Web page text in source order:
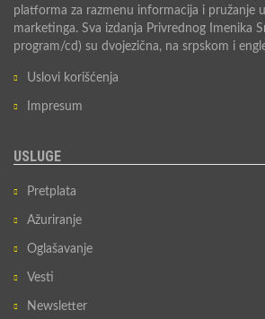
platforma za razmenu informacija i pružanje
marketinga. Sva izdanja Privrednog Imenika
program/cd) su dvojezična, na srpskom i
Uslovi korišćenja
Impresum
USLUGE
Pretplata
Ažuriranje
Oglašavanje
Vesti
Newsletter